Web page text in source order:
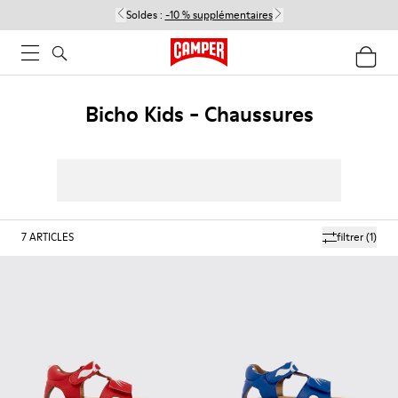
Soldes : -10 % supplémentaires
Bicho Kids - Chaussures
filtrer(1)
7ARTICLES